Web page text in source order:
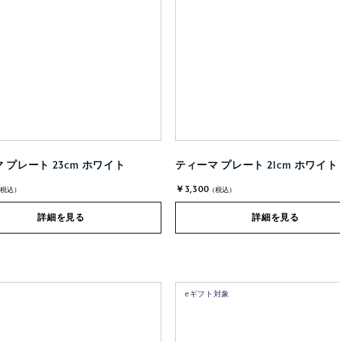
プレート 23cm ホワイト
込)
詳細を見る
ティーマ プレート 21cm ホワイト
￥3,300 (税込)
詳細を見る
eギフト対象